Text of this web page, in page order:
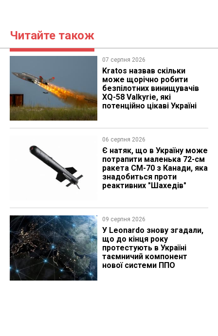
Читайте також
07 серпня 2026
Kratos назвав скільки
може щорічно робити
безпілотних винищувачів
XQ-58 Valkyrie, які
потенційно цікаві Україні
06 серпня 2026
Є натяк, що в Україну може
потрапити маленька 72-см
ракета CM-70 з Канади, яка
знадобиться проти
реактивних "Шахедів"
09 серпня 2026
У Leonardo знову згадали,
що до кінця року
протестують в Україні
таємничий компонент
нової системи ППО